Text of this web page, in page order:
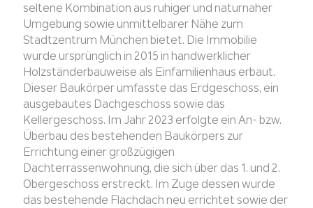
seltene Kombination aus ruhiger und naturnaher
Umgebung sowie unmittelbarer Nähe zum
Stadtzentrum München bietet. Die Immobilie
wurde ursprünglich in 2015 in handwerklicher
Holzständerbauweise als Einfamilienhaus erbaut.
Dieser Baukörper umfasste das Erdgeschoss, ein
ausgebautes Dachgeschoss sowie das
Kellergeschoss. Im Jahr 2023 erfolgte ein An- bzw.
Überbau des bestehenden Baukörpers zur
Errichtung einer großzügigen
Dachterrassenwohnung, die sich über das 1. und 2.
Obergeschoss erstreckt. Im Zuge dessen wurde
das bestehende Flachdach neu errichtet sowie der